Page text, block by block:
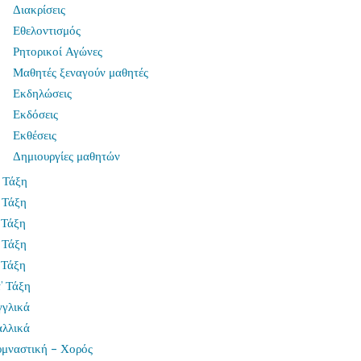
Διακρίσεις
Εθελοντισμός
Ρητορικοί Αγώνες
Μαθητές ξεναγούν μαθητές
Εκδηλώσεις
Εκδόσεις
Εκθέσεις
Δημιουργίες μαθητών
Τάξη
Τάξη
Τάξη
Τάξη
Τάξη
Τάξη
– Χορός